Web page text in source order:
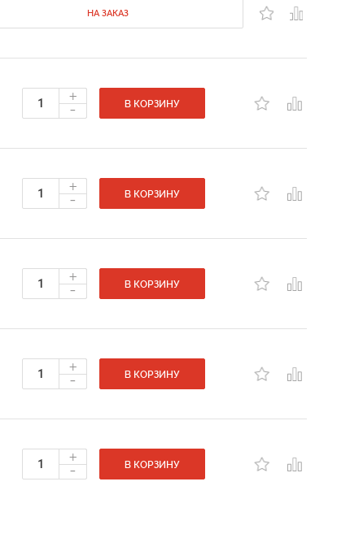
НА ЗАКАЗ
+
- В КОРЗИНУ
+
- В КОРЗИНУ
+
- В КОРЗИНУ
+
- В КОРЗИНУ
+
- В КОРЗИНУ